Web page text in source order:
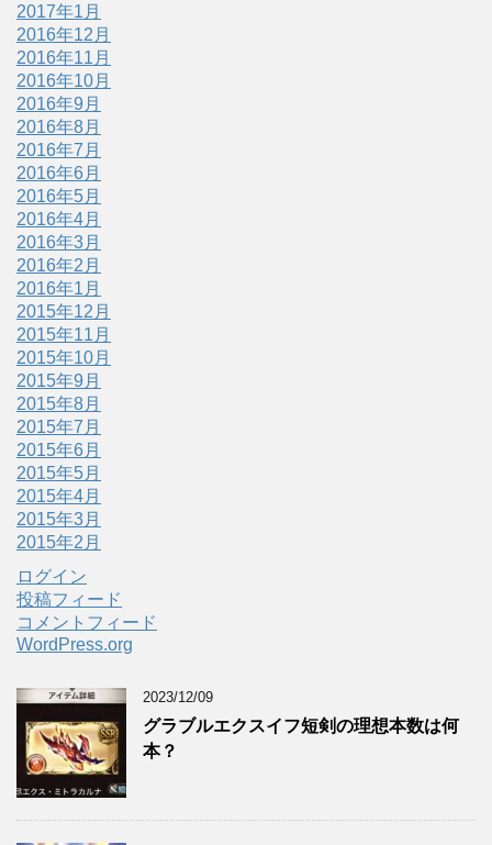
2017年1月
2016年12月
2016年11月
2016年10月
2016年9月
2016年8月
2016年7月
2016年6月
2016年5月
2016年4月
2016年3月
2016年2月
2016年1月
2015年12月
2015年11月
2015年10月
2015年9月
2015年8月
2015年7月
2015年6月
2015年5月
2015年4月
2015年3月
2015年2月
ログイン
投稿フィード
コメントフィード
WordPress.org
2023/12/09
グラブルエクスイフ短剣の理想本数は何
本？